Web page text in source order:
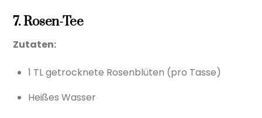
7. Rosen-Tee
Zutaten:
1 TL getrocknete Rosenblüten (pro Tasse)
Heißes Wasser